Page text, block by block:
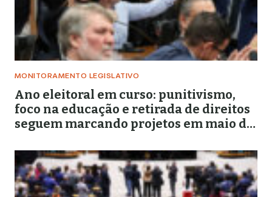
MONITORAMENTO LEGISLATIVO
Ano eleitoral em curso: punitivismo,
foco na educação e retirada de direitos
seguem marcando projetos em maio de